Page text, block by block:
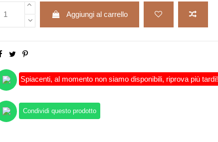
Aggiungi al carrello
Spiacenti, al momento non siamo disponibili, riprova più tardi!
Condividi questo prodotto